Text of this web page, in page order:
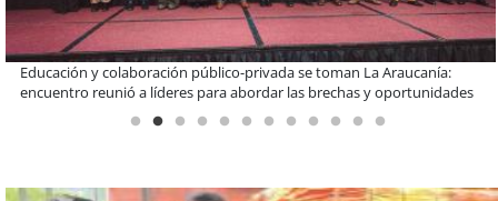
Claves para comprar electrodomésticos durante el Black Sale